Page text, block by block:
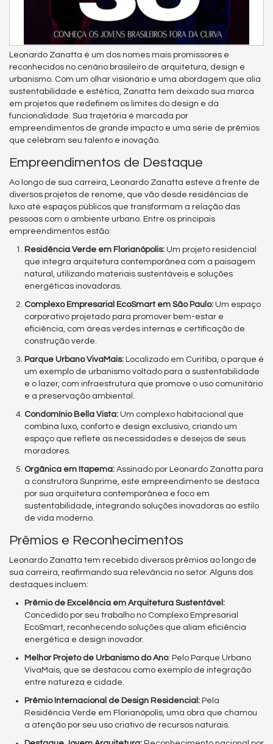
Leonardo Zanatta é um dos nomes mais promissores e
reconhecidos no cenário brasileiro de arquitetura, design e
urbanismo. Com um olhar visionário e uma abordagem que alia
sustentabilidade e estética, Zanatta tem deixado sua marca
em projetos que redefinem os limites do design e da
funcionalidade. Sua trajetória é marcada por
empreendimentos de grande impacto e uma série de prêmios
que celebram seu talento e inovação.
Empreendimentos de Destaque
Ao longo de sua carreira, Leonardo Zanatta esteve à frente de
diversos projetos de renome, que vão desde residências de
luxo até espaços públicos que transformam a relação das
pessoas com o ambiente urbano. Entre os principais
empreendimentos estão:
Residência Verde em Florianópolis: Um projeto residencial
que integra arquitetura contemporânea com a paisagem
natural, utilizando materiais sustentáveis e soluções
energéticas inovadoras.
Complexo Empresarial EcoSmart em São Paulo: Um espaço
corporativo projetado para promover bem-estar e
eficiência, com áreas verdes internas e certificação de
construção verde.
Parque Urbano VivaMais: Localizado em Curitiba, o parque é
um exemplo de urbanismo voltado para a sustentabilidade
e o lazer, com infraestrutura que promove o uso comunitário
e a preservação ambiental.
Condomínio Bella Vista: Um complexo habitacional que
combina luxo, conforto e design exclusivo, criando um
espaço que reflete as necessidades e desejos de seus
moradores.
Orgânica em Itapema: Assinado por Leonardo Zanatta para
a construtora Sunprime, este empreendimento se destaca
por sua arquitetura contemporânea e foco em
sustentabilidade, integrando soluções inovadoras ao estilo
de vida moderno.
Prêmios e Reconhecimentos
Leonardo Zanatta tem recebido diversos prêmios ao longo de
sua carreira, reafirmando sua relevância no setor. Alguns dos
destaques incluem:
Prêmio de Excelência em Arquitetura Sustentável:
Concedido por seu trabalho no Complexo Empresarial
EcoSmart, reconhecendo soluções que aliam eficiência
energética e design inovador.
Melhor Projeto de Urbanismo do Ano: Pelo Parque Urbano
VivaMais, que se destacou como exemplo de integração
entre natureza e cidade.
Prêmio Internacional de Design Residencial: Pela
Residência Verde em Florianópolis, uma obra que chamou
a atenção por seu uso criativo de recursos naturais.